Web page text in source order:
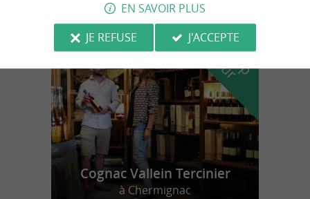
n
o
t
r
e
c
o
u
p
d
e
c
o
e
u
r
Cognac Vallein Tercinier
à Chermignac
EN SAVOIR PLUS
JE REFUSE
J'ACCEPTE